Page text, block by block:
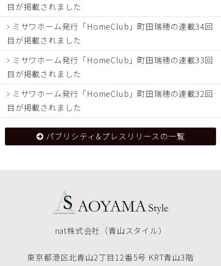
目が掲載されました
ミサワホーム発行「HomeClub」町田瑞穂の連載34回
目が掲載されました
ミサワホーム発行「HomeClub」町田瑞穂の連載33回
目が掲載されました
ミサワホーム発行「HomeClub」町田瑞穂の連載32回
目が掲載されました
パブリシティ&プレスリリースの一覧
nat株式会社（青山スタイル）
東京都港区北青山2丁目12番5号 KRT青山3階